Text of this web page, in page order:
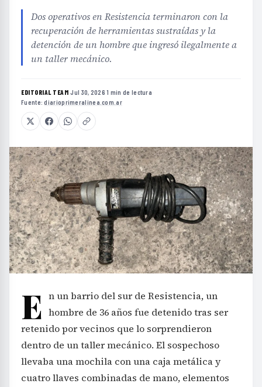
Dos operativos en Resistencia terminaron con la
recuperación de herramientas sustraídas y la
detención de un hombre que ingresó ilegalmente a
un taller mecánico.
EDITORIAL TEAM·Jul 30, 2026·1 min de lectura·
Fuente:diarioprimeralinea.com.ar
E n un barrio del sur de Resistencia, un
hombre de 36 años fue detenido tras ser
retenido por vecinos que lo sorprendieron
dentro de un taller mecánico. El sospechoso
llevaba una mochila con una caja metálica y
cuatro llaves combinadas de mano, elementos